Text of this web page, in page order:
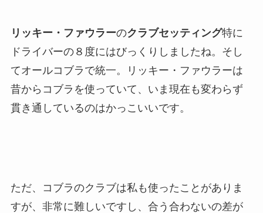
リッキー・ファウラーのクラブセッティング特に
ドライバーの８度にはびっくりしましたね。そし
てオールコブラで統一。リッキー・ファウラーは
昔からコブラを使っていて、いま現在も変わらず
貫き通しているのはかっこいいです。
ただ、コブラのクラブは私も使ったことがありま
すが、非常に難しいですし、合う合わないの差が